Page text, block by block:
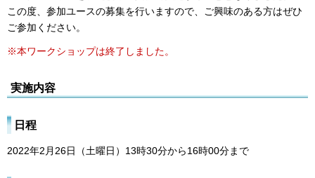
この度、参加ユースの募集を行いますので、ご興味のある方はぜひ
ご参加ください。
※本ワークショップは終了しました。
実施内容
日程
2022年2月26日（土曜日）13時30分から16時00分まで